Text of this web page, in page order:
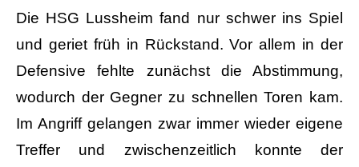
Die HSG Lussheim fand nur schwer ins Spiel
und geriet früh in Rückstand. Vor allem in der
Defensive fehlte zunächst die Abstimmung,
wodurch der Gegner zu schnellen Toren kam.
Im Angriff gelangen zwar immer wieder eigene
Treffer und zwischenzeitlich konnte der